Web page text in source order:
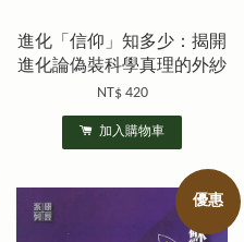
進化「信仰」知多少：揭開
進化論偽裝科學真理的外紗
NT$ 420
加入購物車
優惠